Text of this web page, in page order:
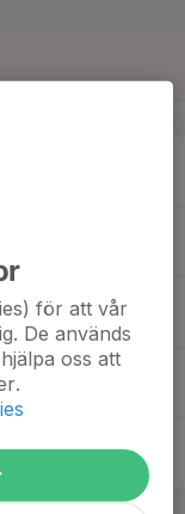
för att vår
De används
oss att